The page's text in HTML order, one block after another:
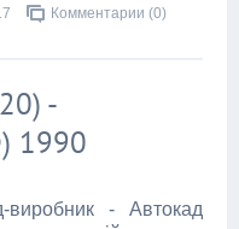
Комментарии (0)
-
1990
виробник - Автокад